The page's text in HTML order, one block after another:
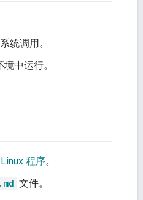
统调用。
中运行。
程序。
文件。